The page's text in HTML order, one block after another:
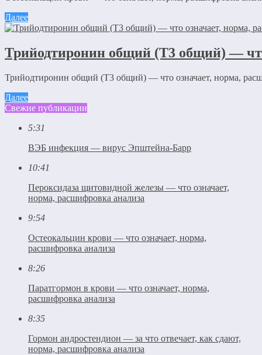
Далее
Трийодтиронин общий (Т3 общий) —
Трийодтиронин общий (Т3 общий) — что означает, норма,
Далее
Свежие публикации
5:31
ВЭБ инфекция — вирус Эпштейна-Барр
10:41
Пероксидаза щитовидной железы — что означает,
норма, расшифровка анализа
9:54
Остеокальцин крови — что означает, норма,
расшифровка анализа
8:26
Паратгормон в крови — что означает, норма,
расшифровка анализа
8:35
Гормон андростендион — за что отвечает, как сдают,
норма, расшифровка анализа